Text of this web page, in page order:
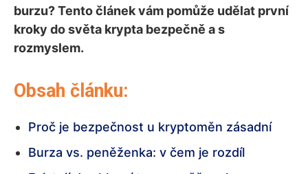
burzu? Tento článek vám pomůže udělat první
kroky do světa krypta bezpečně a s
rozmyslem.
Obsah článku:
Proč je bezpečnost u kryptoměn zásadní
Burza vs. peněženka: v čem je rozdíl